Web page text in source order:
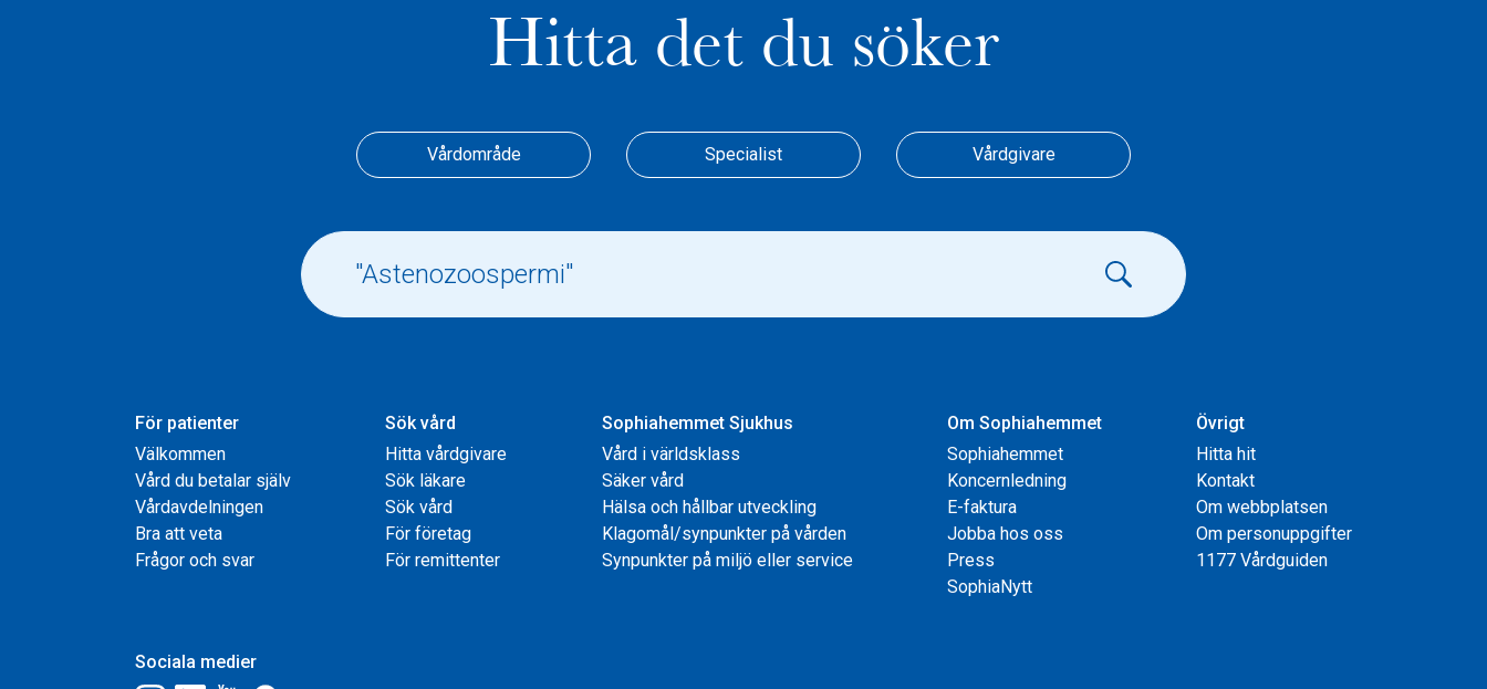
Hitta det du söker
Vårdområde Specialist Vårdgivare
För patienter
Välkommen
Vård du betalar själv
Vårdavdelningen
Bra att veta
Frågor och svar
Sök vård
Hitta vårdgivare
Sök läkare
Sök vård
För företag
För remittenter
Sophiahemmet Sjukhus
Vård i världsklass
Säker vård
Hälsa och hållbar utveckling
Klagomål/synpunkter på vården
Synpunkter på miljö eller service
Om Sophiahemmet
Sophiahemmet
Koncernledning
E-faktura
Jobba hos oss
Press
SophiaNytt
Övrigt
Hitta hit
Kontakt
Om webbplatsen
Om personuppgifter
1177 Vårdguiden
Sociala medier